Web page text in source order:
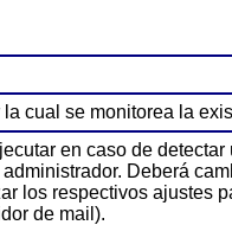
la cual se monitorea la
en caso de
Deberá
los respectivos ajustes
de mail).